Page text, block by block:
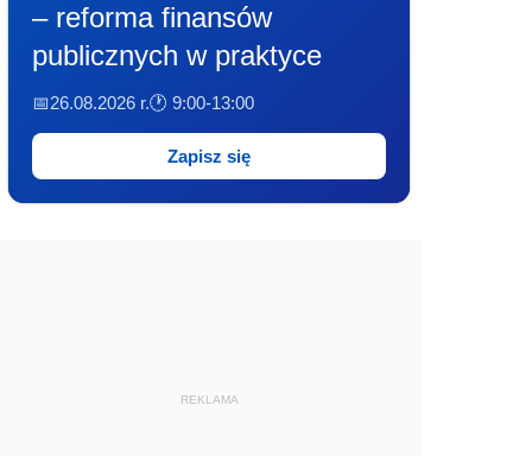
– reforma finansów
publicznych w praktyce
📅26.08.2026 r.🕐 9:00-13:00
Zapisz się
REKLAMA